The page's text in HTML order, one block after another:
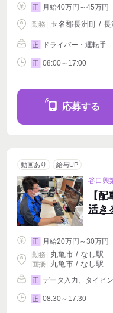
正 月給40万円～45万円
|勤務 玉名郡長洲町 /
正 ドライバー・運転手
正 08:00～17:00
応募する
動画あり 給与UP
谷口興
【
活き
正
月給20万円～30万円
|勤務 丸亀市 / なし駅
| 面接 | 丸亀市 / なし駅
正 データ入力、タイピ
正 08:30～17:30